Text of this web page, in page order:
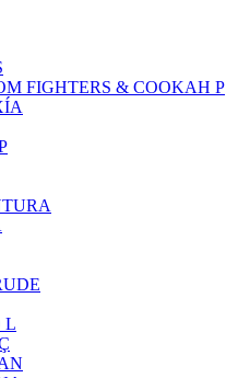
FIGHTERS & COOKAH P
L